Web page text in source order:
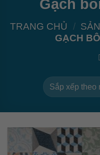
Gạch
TRANG CHỦ /
GẠCH